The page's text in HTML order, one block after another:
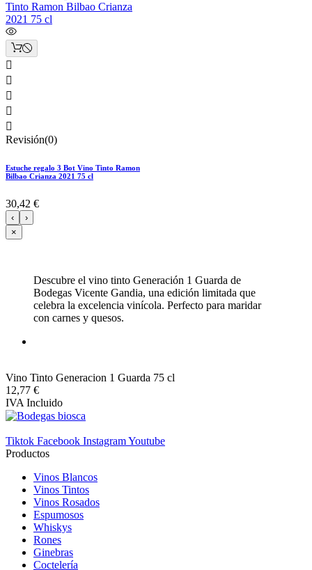





Revisión(0)
Estuche regalo 3 Bot Vino Tinto Ramon
Bilbao Crianza 2021 75 cl
30,42 €
‹
›
×
Descubre el vino tinto Generación 1 Guarda de
Bodegas Vicente Gandia, una edición limitada que
celebra la excelencia vinícola. Perfecto para maridar
con carnes y quesos.
Vino Tinto Generacion 1 Guarda 75 cl
12,77 €
IVA Incluido
Tiktok Facebook InstagramYoutube
Productos
Vinos Blancos
Vinos Tintos
Vinos Rosados
Espumosos
Whiskys
Rones
Ginebras
Coctelería